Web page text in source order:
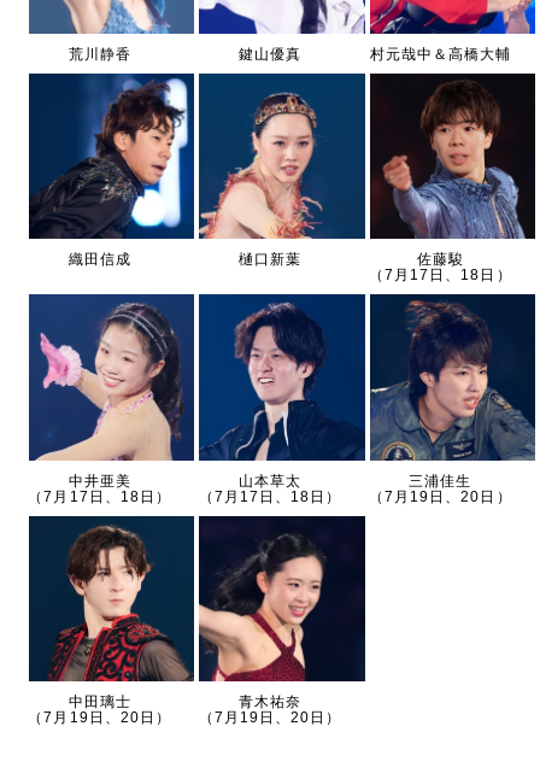
荒川静香 鍵山優真 村元哉中＆高橋大輔
織田信成 樋口新葉
佐藤駿
（7月17日、18日）
中井亜美
（7月17日、18日）
山本草太
（7月17日、18日）
三浦佳生
（7月19日、20日）
中田璃士
（7月19日、20日）
青木祐奈
（7月19日、20日）